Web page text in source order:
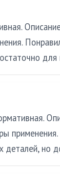
для
деталей, но